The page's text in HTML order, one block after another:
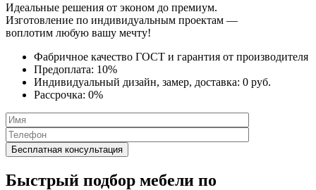
Идеальные решения от эконом до премиум.
Изготовление по индивидуальным проектам —
воплотим любую вашу мечту!
Фабричное качество ГОСТ и гарантия от производителя
Предоплата: 10%
Индивидуальный дизайн, замер, доставка: 0 руб.
Рассрочка: 0%
Быстрый подбор мебели по